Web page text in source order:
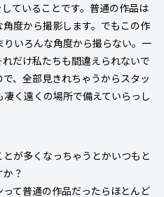
ていることです。普通の作品は
度から撮影します。でもこの作
いろんな角度から撮らない。一
だけ私たちも間違えられないで
、全部見きれちゃうからスタッ
く遠くの場所で備えていらっし
が多くなっちゃうとかいつもと
？
て普通の作品だったらほとんど